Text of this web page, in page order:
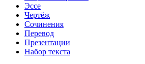
Эссе
Чертёж
Сочинения
Перевод
Презентации
Набор текста